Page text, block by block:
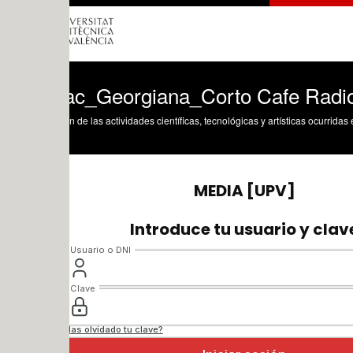
Cafe Radioactivo
de las actividades científicas, tecnológicas y artísticas ocurridas en los tres